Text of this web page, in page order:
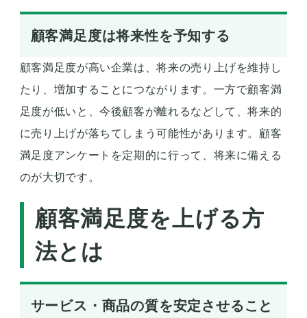
顧客満足度は将来性を予知する
顧客満足度が高い企業は、将来の売り上げを維持し
たり、増加することにつながります。一方で顧客満
足度が低いと、今後顧客が離れるなどして、将来的
に売り上げが落ちてしまう可能性があります。顧客
満足度アンケートを定期的に行って、将来に備える
のが大切です。
顧客満足度を上げる方
法とは
サービス・商品の質を安定させること